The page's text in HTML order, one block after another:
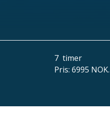
7 timer
Pris: 6995 NOK.